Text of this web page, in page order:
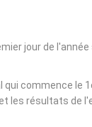
jour de
commence
les résultats de